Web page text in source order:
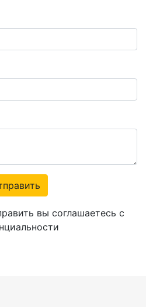
вы соглашаетесь с